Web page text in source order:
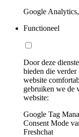
Google
Functioneel
Door deze
bieden die verder
website
gebruiken we de
website:
Google Tag
Consent Mode
Freshchat